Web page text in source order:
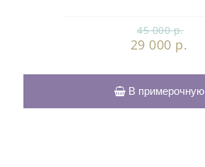
45 000 р.
29 000 р.
В примерочную